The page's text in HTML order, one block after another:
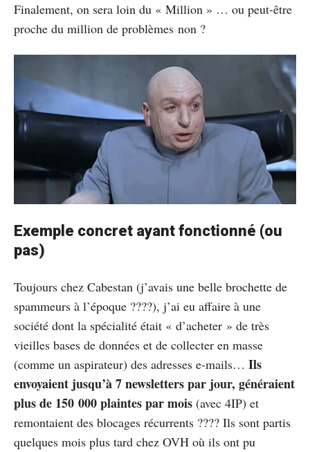
Finalement, on sera loin du « Million » … ou peut-être
proche du million de problèmes non ?
Exemple concret ayant fonctionné (ou
pas)
Toujours chez Cabestan (j’avais une belle brochette de
spammeurs à l’époque ????), j’ai eu affaire à une
société dont la spécialité était « d’acheter » de très
vieilles bases de données et de collecter en masse
(comme un aspirateur) des adresses e-mails… Ils
envoyaient jusqu’à 7 newsletters par jour, généraient
plus de 150 000 plaintes par mois (avec 4IP) et
remontaient des blocages récurrents ???? Ils sont partis
quelques mois plus tard chez OVH où ils ont pu